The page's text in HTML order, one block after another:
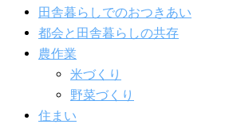
田舎暮らしでのおつきあい
都会と田舎暮らしの共存
農作業
米づくり
野菜づくり
住まい